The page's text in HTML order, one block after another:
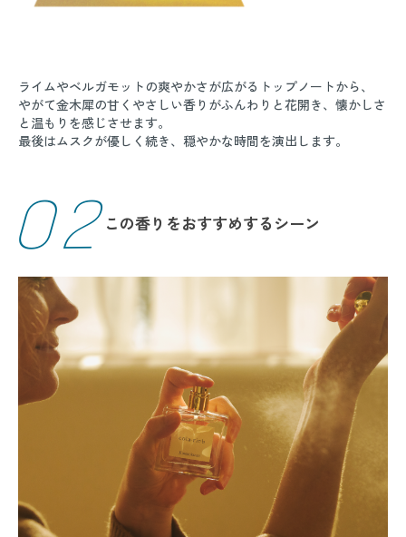
ライムやベルガモットの爽やかさが広がるトップノートから、
やがて金木犀の甘くやさしい香りがふんわりと花開き、懐かしさ
と温もりを感じさせます。
最後はムスクが優しく続き、穏やかな時間を演出します。
02この香りをおすすめするシーン